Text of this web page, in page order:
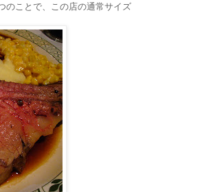
のことで、この店の通常サイズ